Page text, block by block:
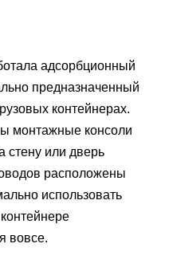
адсорбционный
предназначенный
контейнерах.
монтажные консоли
стену или дверь
расположены
использовать
вовсе.